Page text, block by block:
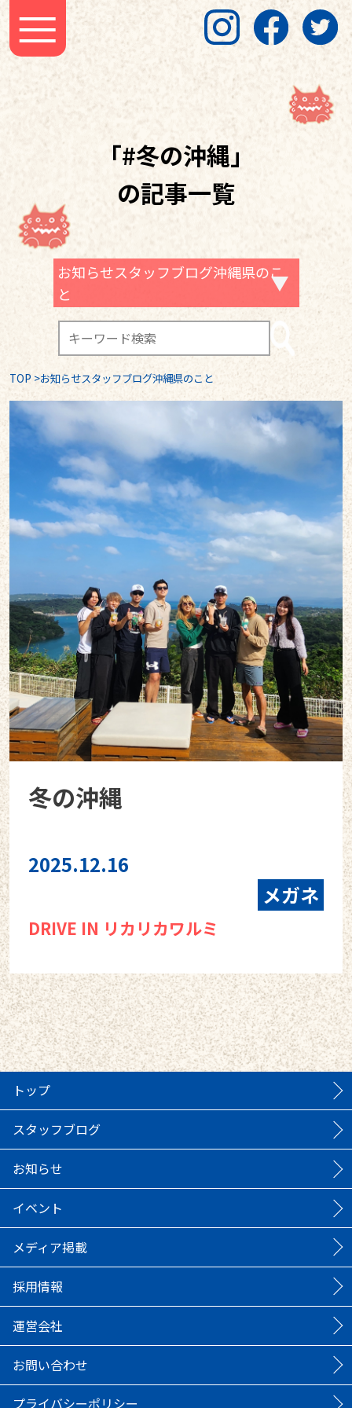
「#冬の沖縄」
の記事一覧
お知らせスタッフブログ沖縄県のこ
と
TOP >お知らせスタッフブログ沖縄県のこと
冬の沖縄
2025.12.16
メガネ
DRIVE IN リカリカワルミ
トップ
スタッフブログ
お知らせ
イベント
メディア掲載
採用情報
運営会社
お問い合わせ
プライバシーポリシー